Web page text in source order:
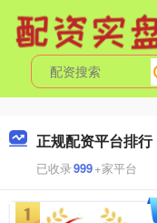
正规配资平台排行
已收录999+家平台